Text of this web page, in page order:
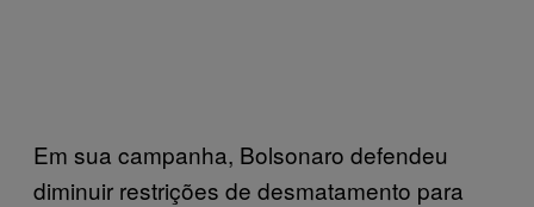
Em sua campanha, Bolsonaro defendeu
diminuir restrições de desmatamento para